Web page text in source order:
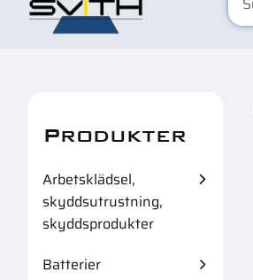
Produkter
Arbetsklädsel,
skyddsutrustning,
skyddsprodukter
Batterier